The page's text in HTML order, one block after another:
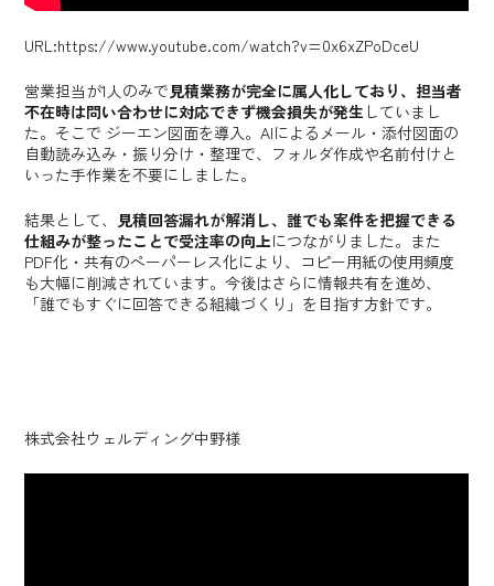
URL:https://www.youtube.com/watch?v=0x6xZPoDceU
営業担当が1人のみで 見積業務が完全に属人化しており、担当者
不在時は問い合わせに対応できず機会損失が発生 していまし
た。そこで ジーエン図面を導入。AIによるメール・添付図面の
自動読み込み・振り分け・整理で、フォルダ作成や名前付けと
いった手作業を不要にしました。
結果として、
見積回答漏れが解消し、誰でも案件を把握できる
仕組みが整ったことで受注率の向上につながりました。また
PDF化・共有のペーパーレス化により、コピー用紙の使用頻度
も大幅に削減されています。今後はさらに情報共有を進め、
「誰でもすぐに回答できる組織づくり」を目指す方針です。
株式会社ウェルディング中野様